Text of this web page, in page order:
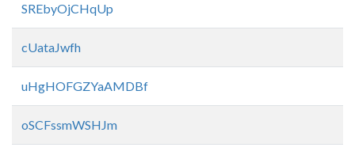
SREbyOjCHqUp
cUataJwfh
uHgHOFGZYaAMDBf
oSCFssmWSHJm